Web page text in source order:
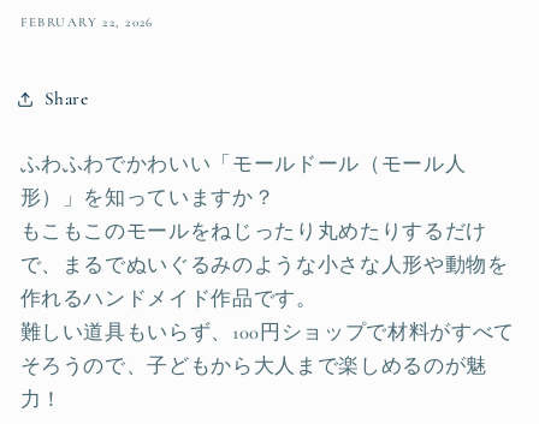
FEBRUARY 22, 2026
Share
ふわふわでかわいい「モールドール（モール人
形）」を知っていますか？
もこもこのモールをねじったり丸めたりするだけ
で、まるでぬいぐるみのような小さな人形や動物を
作れるハンドメイド作品です。
難しい道具もいらず、100円ショップで材料がすべて
そろうので、子どもから大人まで楽しめるのが魅
力！